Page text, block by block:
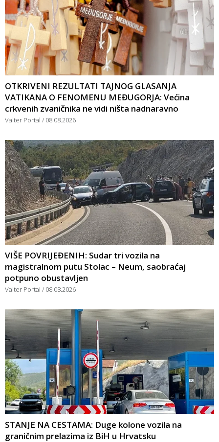
OTKRIVENI REZULTATI TAJNOG GLASANJA
VATIKANA O FENOMENU MEĐUGORJA: Većina
crkvenih zvaničnika ne vidi ništa nadnaravno
Valter Portal 08.08.2026
VIŠE POVRIJEĐENIH: Sudar tri vozila na
magistralnom putu Stolac – Neum, saobraćaj
potpuno obustavljen
Valter Portal 08.08.2026
STANJE NA CESTAMA: Duge kolone vozila na
graničnim prelazima iz BiH u Hrvatsku